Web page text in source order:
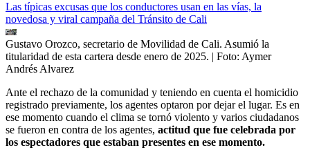
Las típicas excusas que los conductores usan en las vías, la
novedosa y viral campaña del Tránsito de Cali
Gustavo Orozco, secretario de Movilidad de Cali. Asumió la
titularidad de esta cartera desde enero de 2025. | Foto: Aymer
Andrés Alvarez
Ante el rechazo de la comunidad y teniendo en cuenta el homicidio
registrado previamente, los agentes optaron por dejar el lugar. Es en
ese momento cuando el clima se tornó violento y varios ciudadanos
se fueron en contra de los agentes, actitud que fue celebrada por
los espectadores que estaban presentes en ese momento.